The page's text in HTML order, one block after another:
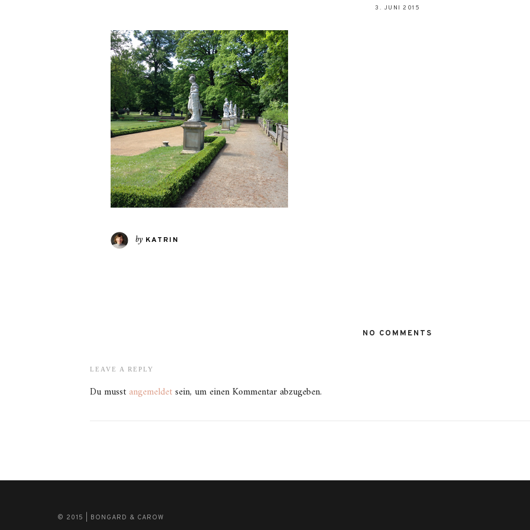
3. JUNI 2015
by KATRIN
NO COMMENTS
LEAVE A REPLY
Du musst angemeldetsein, um einen Kommentar abzugeben.
© 2015 | BONGARD & CAROW